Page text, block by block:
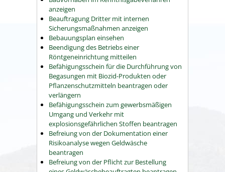
anzeigen
Beauftragung Dritter mit internen
Sicherungsmaßnahmen anzeigen
Bebauungsplan einsehen
Beendigung des Betriebs einer
Röntgeneinrichtung mitteilen
Befähigungsschein für die Durchführung von
Begasungen mit Biozid-Produkten oder
Pflanzenschutzmitteln beantragen oder
verlängern
Befähigungsschein zum gewerbsmäßigen
Umgang und Verkehr mit
explosionsgefährlichen Stoffen beantragen
Befreiung von der Dokumentation einer
Risikoanalyse wegen Geldwäsche
beantragen
Befreiung von der Pflicht zur Bestellung